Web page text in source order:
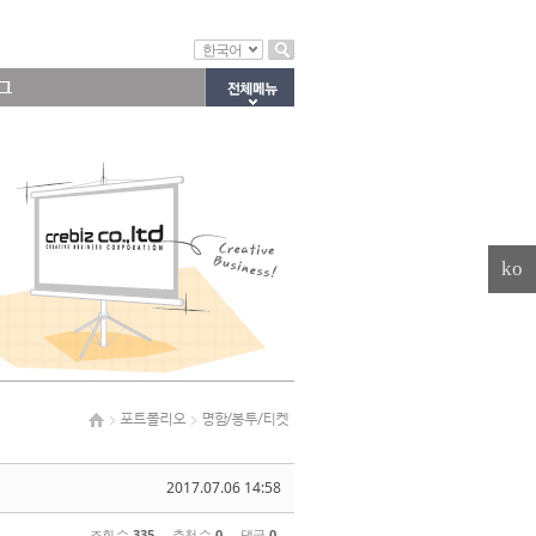
한국어
포트폴리오 명함/봉투/티켓
2017.07.06 14:58
ko